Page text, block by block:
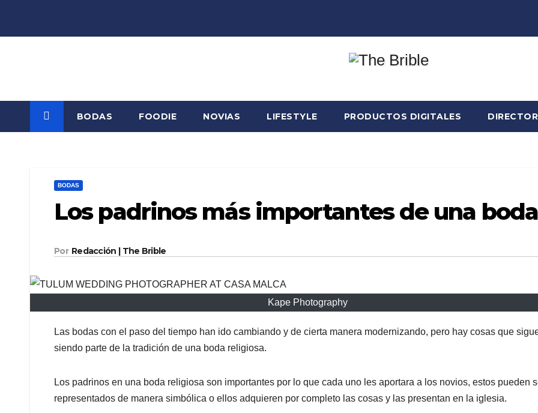
BODAS FOODIE NOVIAS LIFESTYLE PRODUCTOS DIGITALES
BODAS
Los padrinos más importantes de una boda
Por Redacción | The Brible
Kape Photography
Las bodas con el paso del tiempo han ido cambiando y de cierta manera modernizando, pero hay cosas que
siendo parte de la tradición de una boda religiosa.
Los padrinos en una boda religiosa son importantes por lo que cada uno les aportara a los novios, estos pueden
representados de manera simbólica o ellos adquieren por completo las cosas y las presentan en la iglesia.